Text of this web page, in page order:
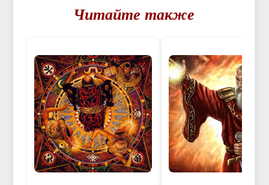
Читайте также